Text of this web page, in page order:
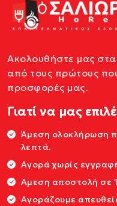
Ακολουθήστε μας στα
από τους πρώτους
προσφορές μας.
Γιατί να μας
Άμεση ολοκλήρωση
λεπτά.
Αγορά χωρίς
Αμεση αποστολή σε
Αγοράζουμε